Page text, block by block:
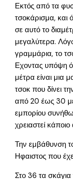
Εκτός από τα
τσοκάρισμα, και
σε αυτό το
μεγαλύτερα.
γραμμάρια, το
Εχοντας υπόψη
μέτρα είναι μια
τσοκ που δίνει
από 20 έως 30
εμπορίου
χρειαστεί
Την εμβάθυνση
Ηφαιστος που
Στο 36 τα